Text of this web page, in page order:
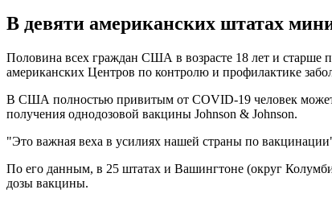
В девяти американских штатах
Половина всех граждан США в возрасте 18 лет и старше
американских Центров по контролю и профилактике
В США полностью привитым от COVID-19 человек может
получения однодозовой вакцины Johnson & Johnson.
"Это важная веха в усилиях нашей страны по
По его данным, в 25 штатах и Вашингтоне (округ
дозы вакцины.